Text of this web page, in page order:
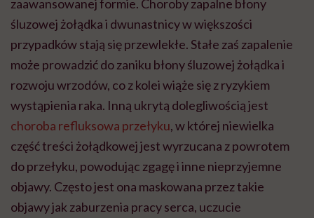
zaawansowanej formie. Choroby zapalne błony
śluzowej żołądka i dwunastnicy w większości
przypadków stają się przewlekłe. Stałe zaś zapalenie
może prowadzić do zaniku błony śluzowej żołądka i
rozwoju wrzodów, co z kolei wiąże się z ryzykiem
wystąpienia raka. Inną ukrytą dolegliwością jest
choroba refluksowa przełyku, w której niewielka
część treści żołądkowej jest wyrzucana z powrotem
do przełyku, powodując zgagę i inne nieprzyjemne
objawy. Często jest ona maskowana przez takie
objawy jak zaburzenia pracy serca, uczucie